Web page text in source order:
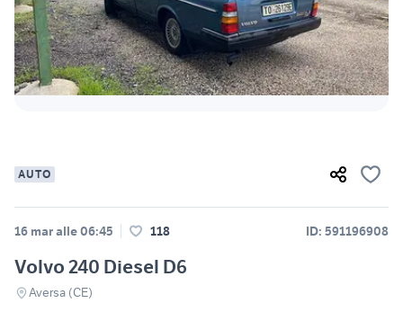
AUTO
16 mar alle 06:45 118 ID: 591196908
Volvo 240 Diesel D6
Aversa (CE)